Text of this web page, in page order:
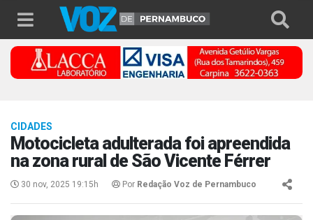
CIDADES
Motocicleta adulterada foi apreendida
na zona rural de São Vicente Férrer
30 nov, 2025 19:15h Por Redação Voz de Pernambuco